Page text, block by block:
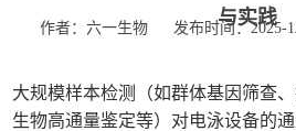
与实践
作者：六一生物 发布时间：2025-
大规模样本检测（如群体基因筛查
生物高通量鉴定等）对电泳设备的